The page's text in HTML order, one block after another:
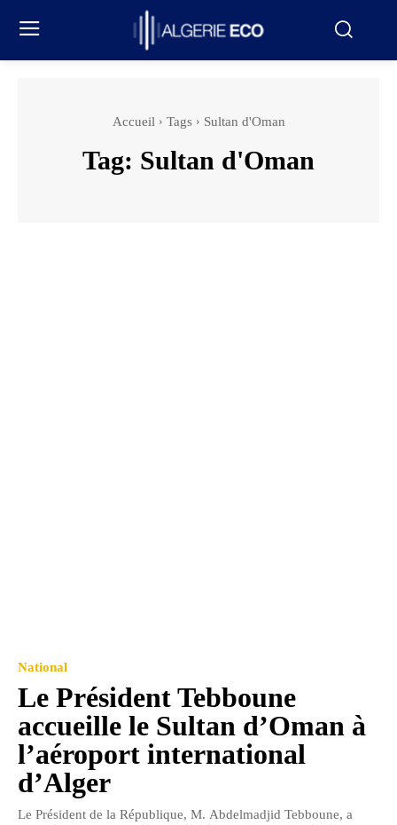
Accueil Tags Sultan d'Oman
Tag: Sultan d'Oman
National
Le Président Tebboune
accueille le Sultan d’Oman à
l’aéroport international
d’Alger
Le Président de la République, M. Abdelmadjid Tebboune, a